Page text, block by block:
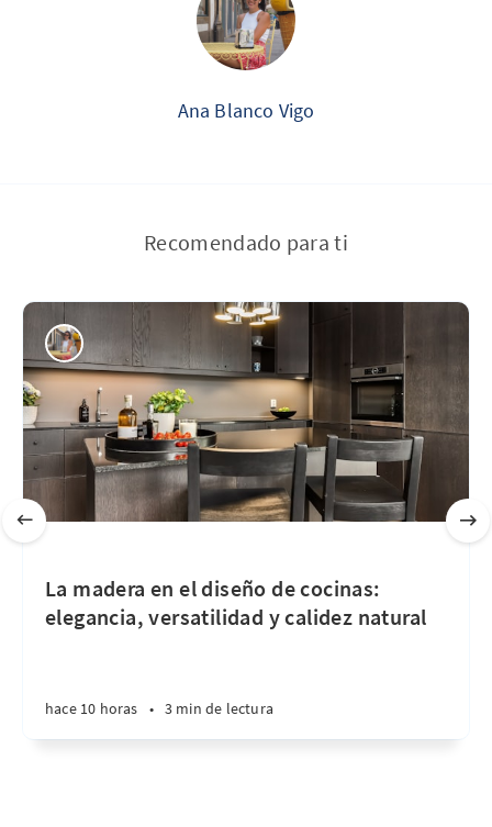
Ana Blanco Vigo
Recomendado para ti
La madera en el diseño de cocinas:
elegancia, versatilidad y calidez natural
hace 10 horas • 3 min de lectura